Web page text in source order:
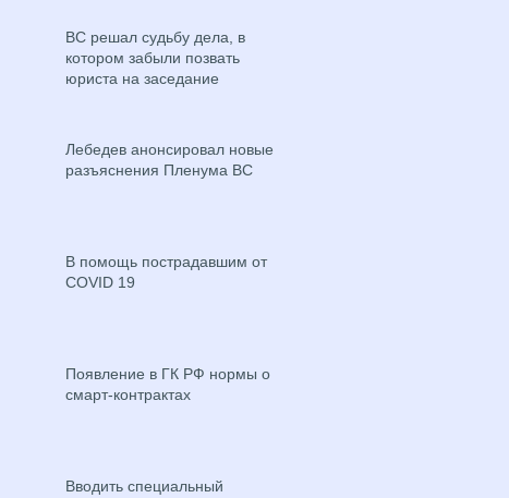
ВС решал судьбу дела, в
котором забыли позвать
юриста на заседание
Лебедев анонсировал новые
разъяснения Пленума ВС
В помощь пострадавшим от
COVID 19
Появление в ГК РФ нормы о
смарт-контрактах
Вводить специальный